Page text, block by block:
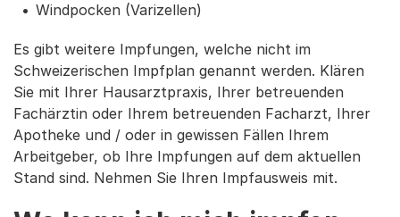
Windpocken (Varizellen)
Es gibt weitere Impfungen, welche nicht im
Schweizerischen Impfplan genannt werden. Klären
Sie mit Ihrer Hausarztpraxis, Ihrer betreuenden
Fachärztin oder Ihrem betreuenden Facharzt, Ihrer
Apotheke und / oder in gewissen Fällen Ihrem
Arbeitgeber, ob Ihre Impfungen auf dem aktuellen
Stand sind. Nehmen Sie Ihren Impfausweis mit.